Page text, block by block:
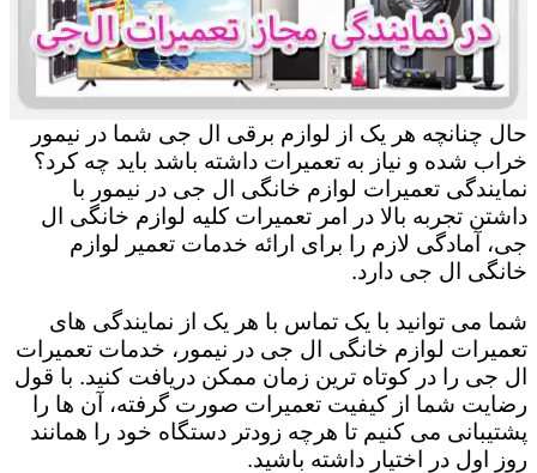
حال چنانچه هر یک از لوازم برقی ال جی شما در نیمور
خراب شده و نیاز به تعمیرات داشته باشد باید چه کرد؟
نمایندگی تعمیرات لوازم خانگی ال جی در نیمور با
داشتن تجربه بالا در امر تعمیرات کلیه لوازم خانگی ال
جی، آمادگی لازم را برای ارائه خدمات تعمیر لوازم
خانگی ال جی دارد.
شما می توانید با یک تماس با هر یک از نمایندگی های
تعمیرات لوازم خانگی ال جی در نیمور، خدمات تعمیرات
ال جی را در کوتاه ترین زمان ممکن دریافت کنید. با قول
رضایت شما از کیفیت تعمیرات صورت گرفته، آن ها را
پشتیبانی می کنیم تا هرچه زودتر دستگاه خود را همانند
روز اول در اختیار داشته باشید.